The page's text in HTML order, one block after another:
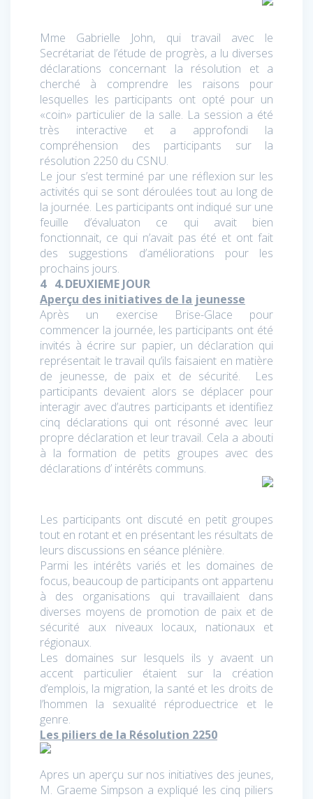
Mme Gabrielle John, qui travail avec le
Secrétariat de l’étude de progrès, a lu diverses
déclarations concernant la résolution et a
cherché à comprendre les raisons pour
lesquelles les participants ont opté pour un
«coin» particulier de la salle. La session a été
très interactive et a approfondi la
compréhension des participants sur la
résolution 2250 du CSNU.
Le jour s’est terminé par une réflexion sur les
activités qui se sont déroulées tout au long de
la journée. Les participants ont indiqué sur une
feuille d’évaluaton ce qui avait bien
fonctionnait, ce qui n’avait pas été et ont fait
des suggestions d’améliorations pour les
prochains jours.
4 4.DEUXIEME JOUR
Aperçu des initiatives de la jeunesse
Après un exercise Brise-Glace pour
commencer la journée, les participants ont été
invités à écrire sur papier, un déclaration qui
représentait le travail qu’ils faisaient en matière
de jeunesse, de paix et de sécurité. Les
participants devaient alors se déplacer pour
interagir avec d’autres participants et identifiez
cinq déclarations qui ont résonné avec leur
propre déclaration et leur travail. Cela a abouti
à la formation de petits groupes avec des
déclarations d’ intérêts communs.
Les participants ont discuté en petit groupes
tout en rotant et en présentant les résultats de
leurs discussions en séance plénière.
Parmi les intérêts variés et les domaines de
focus, beaucoup de participants ont appartenu
à des organisations qui travaillaient dans
diverses moyens de promotion de paix et de
sécurité aux niveaux locaux, nationaux et
régionaux.
Les domaines sur lesquels ils y avaent un
accent particulier étaient sur la création
d’emplois, la migration, la santé et les droits de
l’hommen la sexualité réproduectrice et le
genre.
Les piliers de la Résolution 2250
Apres un aperçu sur nos initiatives des jeunes,
M. Graeme Simpson a expliqué les cinq piliers